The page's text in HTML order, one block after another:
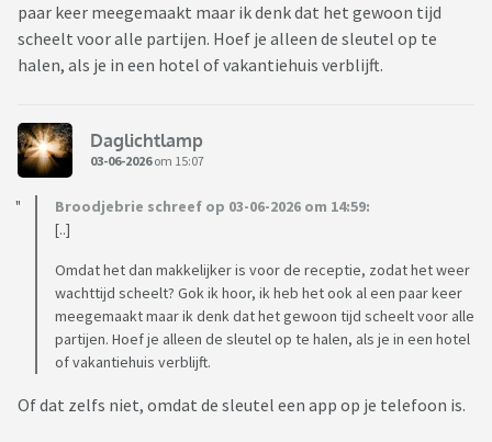
paar keer meegemaakt maar ik denk dat het gewoon tijd
scheelt voor alle partijen. Hoef je alleen de sleutel op te
halen, als je in een hotel of vakantiehuis verblijft.
Daglichtlamp
03-06-2026om 15:07
Broodjebrie schreef op 03-06-2026 om 14:59:
[..]
Omdat het dan makkelijker is voor de receptie, zodat het weer
wachttijd scheelt? Gok ik hoor, ik heb het ook al een paar keer
meegemaakt maar ik denk dat het gewoon tijd scheelt voor alle
partijen. Hoef je alleen de sleutel op te halen, als je in een hotel
of vakantiehuis verblijft.
Of dat zelfs niet, omdat de sleutel een app op je telefoon is.